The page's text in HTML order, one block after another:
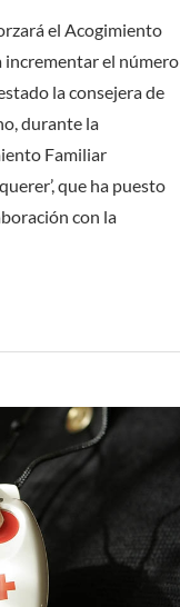
el Acogimiento
incrementar el número
la consejera de
durante la
Familiar
que ha puesto
con la